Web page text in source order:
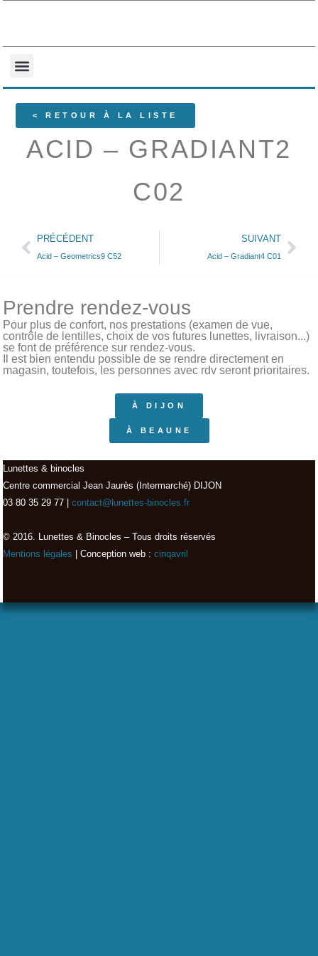
< RETOUR À LA LISTE
ACID – GRADIANT2
C02
PRÉCÉDENT
Acid – Geometrics9 C52
SUIVANT
Acid – Gradiant4 C01
Prendre rendez-vous
Pour plus de confort, nos prestations (examen de vue,
contrôle de lentilles, choix de vos futures lunettes, livraison...)
se font de préférence sur rendez-vous.
Il est bien entendu possible de se rendre directement en
magasin, toutefois, les personnes avec rdv seront prioritaires.
À DIJON
À BEAUNE
Lunettes & binocles
Centre commercial Jean Jaurès (Intermarché) DIJON
03 80 35 29 77 |
contact@lunettes-binocles.fr
© 2016. Lunettes & Binocles – Tous droits réservés​
Mentions légales | Conception web : cinqavril